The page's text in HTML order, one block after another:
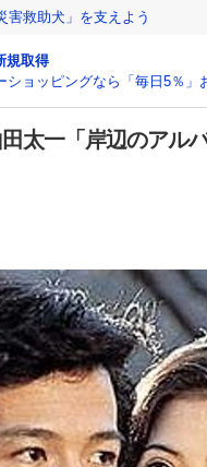
害救助犬」を支えよう
規取得
ショッピングなら「毎日5％」
太一「岸辺のアル